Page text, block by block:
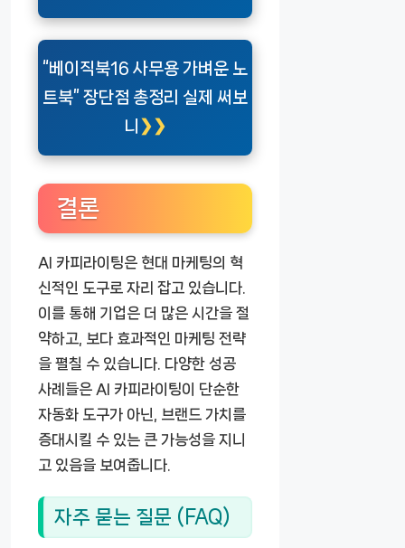
“베이직북16 사무용 가벼운 노
트북” 장단점 총정리 실제 써보
니
결론
AI 카피라이팅은 현대 마케팅의 혁
신적인 도구로 자리 잡고 있습니다.
이를 통해 기업은 더 많은 시간을 절
약하고, 보다 효과적인 마케팅 전략
을 펼칠 수 있습니다. 다양한 성공
사례들은 AI 카피라이팅이 단순한
자동화 도구가 아닌, 브랜드 가치를
증대시킬 수 있는 큰 가능성을 지니
고 있음을 보여줍니다.
자주 묻는 질문 (FAQ)